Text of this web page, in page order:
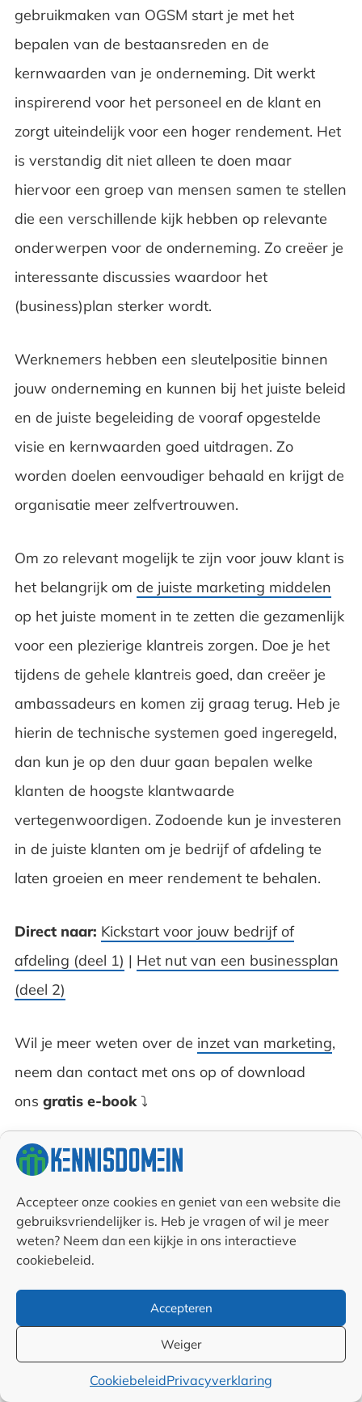
Accepteer onze cookies en geniet van een website die
gebruiksvriendelijker is. Heb je vragen of wil je meer
weten? Neem dan een kijkje in ons interactieve
cookiebeleid.
Accepteren
Weiger
CookiebeleidPrivacyverklaring
gebruikmaken van OGSM start je met het
bepalen van de bestaansreden en de
kernwaarden van je onderneming. Dit werkt
inspirerend voor het personeel en de klant en
zorgt uiteindelijk voor een hoger rendement. Het
is verstandig dit niet alleen te doen maar
hiervoor een groep van mensen samen te stellen
die een verschillende kijk hebben op relevante
onderwerpen voor de onderneming. Zo creëer je
interessante discussies waardoor het
(business)plan sterker wordt.
Werknemers hebben een sleutelpositie binnen
jouw onderneming en kunnen bij het juiste beleid
en de juiste begeleiding de vooraf opgestelde
visie en kernwaarden goed uitdragen. Zo
worden doelen eenvoudiger behaald en krijgt de
organisatie meer zelfvertrouwen.
Om zo relevant mogelijk te zijn voor jouw klant is
het belangrijk om de juiste marketing middelen
op het juiste moment in te zetten die gezamenlijk
voor een plezierige klantreis zorgen. Doe je het
tijdens de gehele klantreis goed, dan creëer je
ambassadeurs en komen zij graag terug. Heb je
hierin de technische systemen goed ingeregeld,
dan kun je op den duur gaan bepalen welke
klanten de hoogste klantwaarde
vertegenwoordigen. Zodoende kun je investeren
in de juiste klanten om je bedrijf of afdeling te
laten groeien en meer rendement te behalen.
Direct naar: Kickstart voor jouw bedrijf of
afdeling (deel 1) | Het nut van een businessplan
(deel 2)
Wil je meer weten over de inzet van marketing,
neem dan contact met ons op of download
ons gratis e-book⤵
Gratis ebook met tips voor
bedrijven en afdelingen!
✅ Directgratisin je mailbox
✅ Creëer concrete doelen, een betere missie &
visie en verbeter je marketing en communicatie
inzet
✅ Geschreven
specialisten van
Kennisdomein